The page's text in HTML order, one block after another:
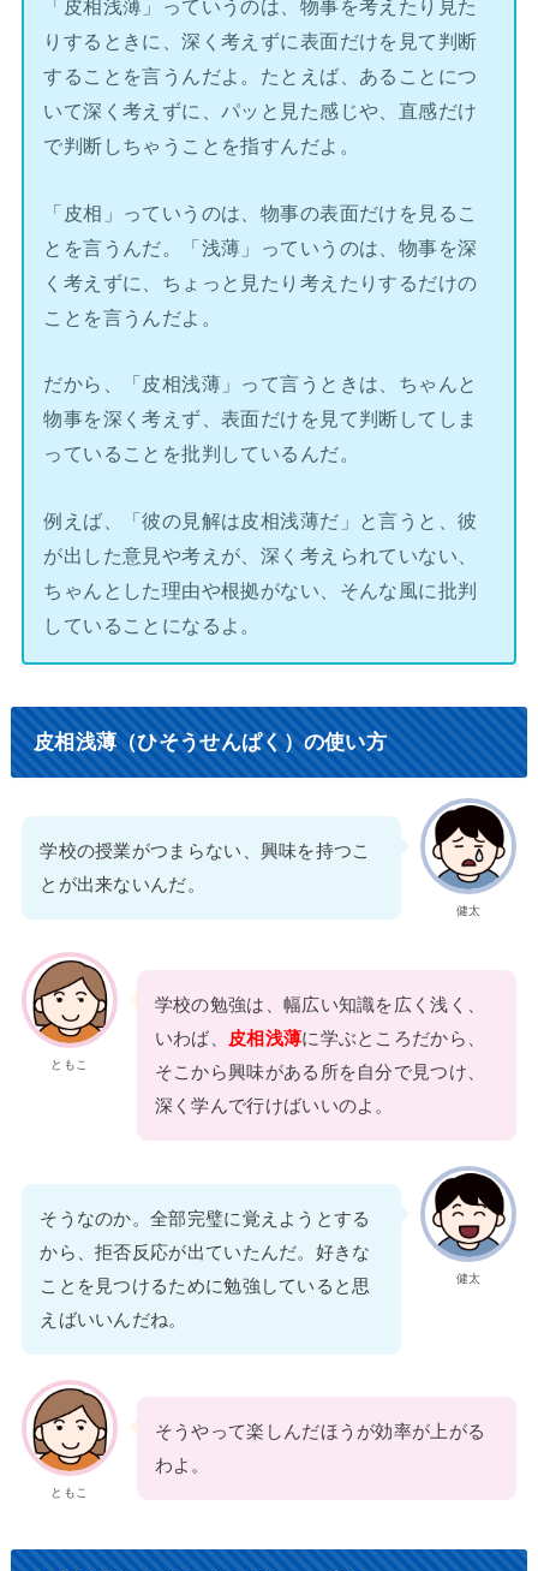
「皮相浅薄」っていうのは、物事を考えたり見た
りするときに、深く考えずに表面だけを見て判断
することを言うんだよ。たとえば、あることにつ
いて深く考えずに、パッと見た感じや、直感だけ
で判断しちゃうことを指すんだよ。
「皮相」っていうのは、物事の表面だけを見るこ
とを言うんだ。「浅薄」っていうのは、物事を深
く考えずに、ちょっと見たり考えたりするだけの
ことを言うんだよ。
だから、「皮相浅薄」って言うときは、ちゃんと
物事を深く考えず、表面だけを見て判断してしま
っていることを批判しているんだ。
例えば、「彼の見解は皮相浅薄だ」と言うと、彼
が出した意見や考えが、深く考えられていない、
ちゃんとした理由や根拠がない、そんな風に批判
していることになるよ。
皮相浅薄（ひそうせんぱく）の使い方
健太
学校の授業がつまらない、興味を持つこ
とが出来ないんだ。
ともこ
学校の勉強は、幅広い知識を広く浅く、
いわば、
皮相浅薄に学ぶところだから、
そこから興味がある所を自分で見つけ、
深く学んで行けばいいのよ。
健太
そうなのか。全部完璧に覚えようとする
から、拒否反応が出ていたんだ。好きな
ことを見つけるために勉強していると思
えばいいんだね。
ともこ
そうやって楽しんだほうが効率が上がる
わよ。